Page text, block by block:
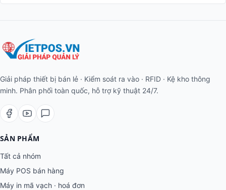
Giải pháp thiết bị bán lẻ · Kiểm soát ra vào · RFID · Kệ kho thông
minh. Phân phối toàn quốc, hỗ trợ kỹ thuật 24/7.
SẢN PHẨM
Tất cả nhóm
Máy POS bán hàng
Máy in mã vạch · hoá đơn